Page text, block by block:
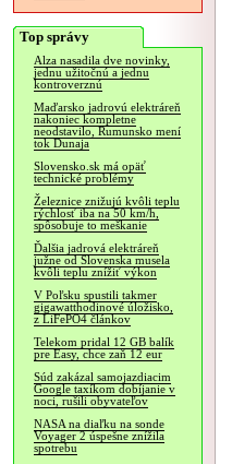
Top správy
Alza nasadila dve novinky,
jednu užitočnú a jednu
kontroverznú
Maďarsko jadrovú elektráreň
nakoniec kompletne
neodstavilo, Rumunsko mení
tok Dunaja
Slovensko.sk má opäť
technické problémy
Železnice znižujú kvôli teplu
rýchlosť iba na 50 km/h,
spôsobuje to meškanie
Ďalšia jadrová elektráreň
južne od Slovenska musela
kvôli teplu znížiť výkon
V Poľsku spustili takmer
gigawatthodinové úložisko,
z LiFePO4 článkov
Telekom pridal 12 GB balík
pre Easy, chce zaň 12 eur
Súd zakázal samojazdiacim
Google taxíkom dobíjanie v
noci, rušili obyvateľov
NASA na diaľku na sonde
Voyager 2 úspešne znížila
spotrebu